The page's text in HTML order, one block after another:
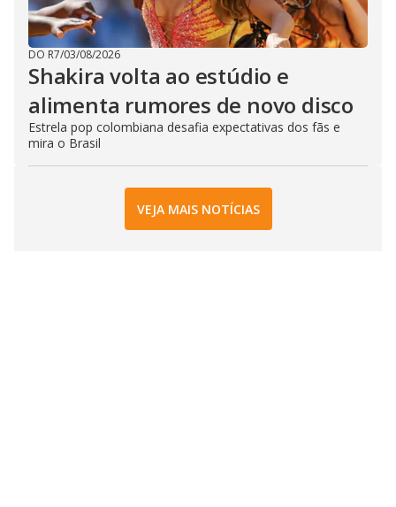
DO R7/03/08/2026
Shakira volta ao estúdio e
alimenta rumores de novo disco
Estrela pop colombiana desafia expectativas dos fãs e
mira o Brasil
VEJA MAIS NOTÍCIAS